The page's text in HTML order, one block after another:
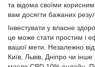
та відома своїми
вам досягти бажаних
Інвестувати у власне
це може стати простим і
вашої мети. Незалежно від
Київ, Львів, Дніпро чи